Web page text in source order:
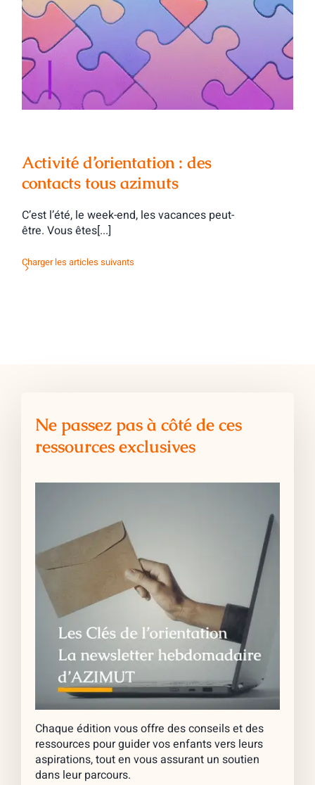
Activité d’orientation : des contacts tous
azimuts
Activité d’orientation : des
contacts tous azimuts
C’est l’été, le week-end, les vacances peut-
être. Vous êtes[...]
Charger les articles suivants
Ne passez pas à côté de ces
ressources exclusives
Chaque édition vous offre des conseils et des
ressources pour guider vos enfants vers leurs
aspirations, tout en vous assurant un soutien
dans leur parcours.